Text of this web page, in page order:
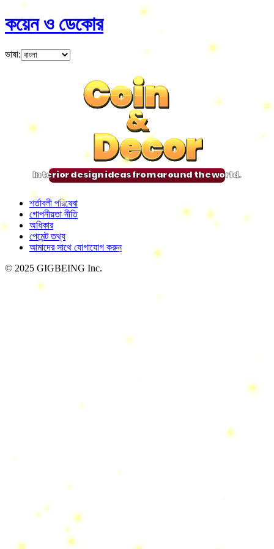
কয়েন ও ডেকোর
ভাষা:
Coin
&
Decor
Coin
&
Decor
Coin
&
Decor
Coin
&
Decor
Interior design ideas from around the world.
শর্তাবলী পরিষেবা
গোপনীয়তা নীতি
অধিকার
পেমেন্ট তথ্য
আমাদের সাথে যোগাযোগ করুন
© 2025 GIGBEING Inc.